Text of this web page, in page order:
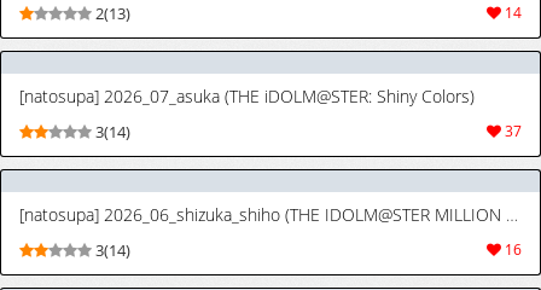
14
2(13)
[natosupa] 2026_07_asuka (THE iDOLM@STER: Shiny Colors)
37
3(14)
[natosupa] 2026_06_shizuka_shiho (THE IDOLM@STER MILLION LIVE!)
16
3(14)